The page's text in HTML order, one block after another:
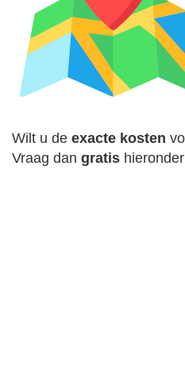
Wilt u de exacte kosten
Vraag dan gratis hieronder